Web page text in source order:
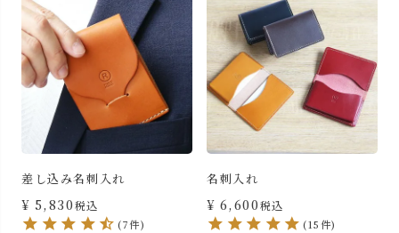
差し込み名刺入れ
¥ 5,830税込
(7件)
名刺入れ
¥ 6,600税込
(15件)